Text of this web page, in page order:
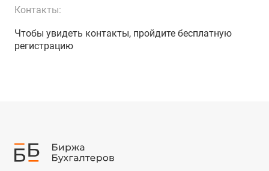
Контакты:
Чтобы увидеть контакты, пройдите бесплатную
регистрацию